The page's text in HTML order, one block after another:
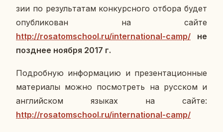
зии по ре­зуль­та­там кон­курс­но­го отбора будет
опуб­ли­ко­ван на сайте
http://rosatomschool.ru/international-camp/
не
позд­нее ноября 2017 г.
По­дроб­ную ин­фор­ма­цию и пре­зен­та­ци­он­ные
ма­те­ри­а­лы можно по­смот­реть на рус­ском и
ан­глий­ском языках на сайте:
http://rosatomschool.ru/international-camp/